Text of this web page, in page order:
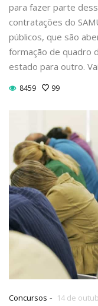
para fazer parte
contratações do
públicos, que são
formação de quadro
estado para outro.
8459 99
Concursos - 14 de